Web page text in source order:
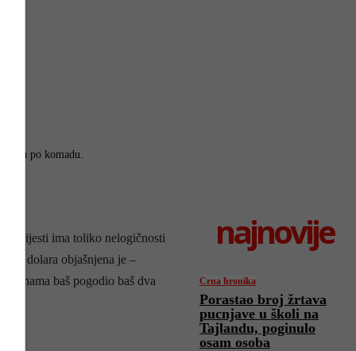
po komadu.
vijesti ima toliko nelogičnosti
dolara objašnjena je –
baš pogodio baš dva
najnovije
Crna hronika
Porastao broj žrtava
pucnjave u školi na
Tajlandu, poginulo
osam osoba